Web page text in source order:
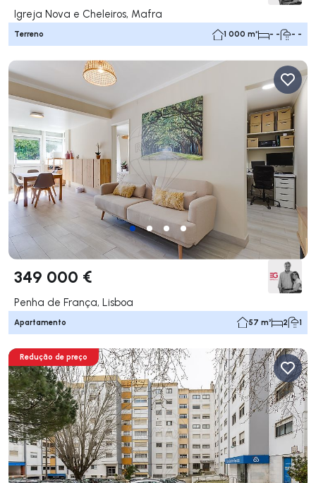
Igreja Nova e Cheleiros, Mafra
Terreno 1 000 m² - - - -
349 000 €
Penha de França, Lisboa
Apartamento 57 m² 2 1
Redução de preço